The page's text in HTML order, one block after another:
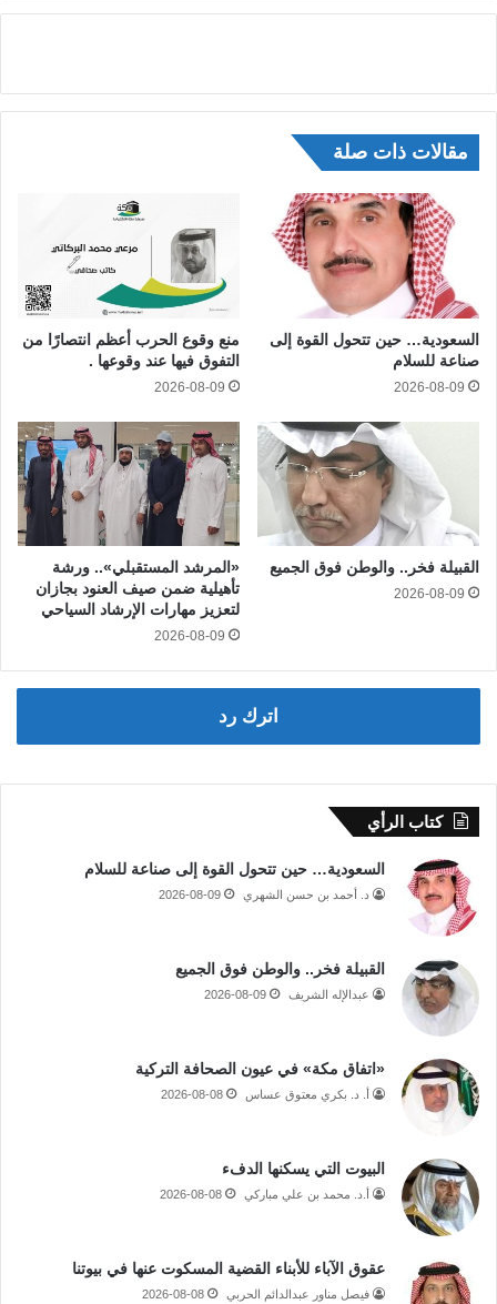
مقالات ذات صلة
السعودية… حين تتحول القوة إلى
صناعة للسلام
2026-08-09
منع وقوع الحرب أعظم انتصارًا من
التفوق فيها عند وقوعها .
2026-08-09
القبيلة فخر.. والوطن فوق الجميع
2026-08-09
«المرشد المستقبلي».. ورشة
تأهيلية ضمن صيف العنود بجازان
لتعزيز مهارات الإرشاد السياحي
2026-08-09
اترك رد
كتاب الرأي
السعودية… حين تتحول القوة إلى صناعة للسلام
د. أحمد بن حسن الشهري 2026-08-09
القبيلة فخر.. والوطن فوق الجميع
عبدالإله الشريف 2026-08-09
«اتفاق مكة» في عيون الصحافة التركية
أ. د. بكري معتوق عساس 2026-08-08
البيوت التي يسكنها الدفء
أ.د. محمد بن علي مباركي 2026-08-08
عقوق الآباء للأبناء القضية المسكوت عنها في بيوتنا
فيصل مناور عبدالدائم الحربي 2026-08-08